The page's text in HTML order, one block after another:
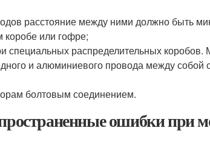
расстояние между ними должно быть
или гофре;
специальных распределительных коробов.
и алюминиевого провода между собой
болтовым соединением.
ошибки при